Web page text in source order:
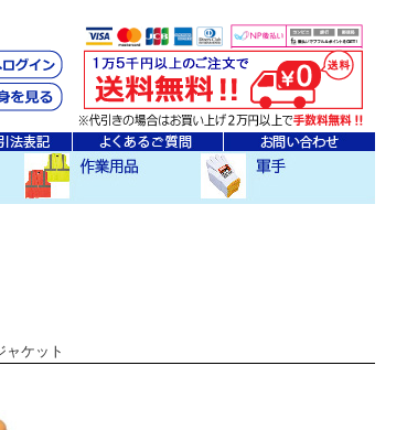
ャケット